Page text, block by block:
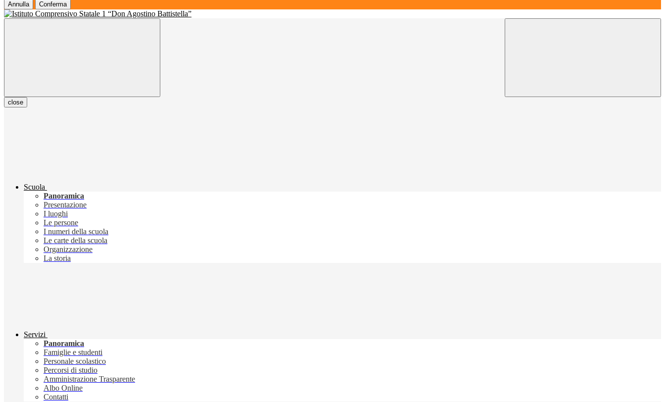
Annulla Conferma
close
Scuola
Panoramica
Presentazione
I luoghi
Le persone
I numeri della scuola
Le carte della scuola
Organizzazione
La storia
Servizi
Panoramica
Famiglie e studenti
Personale scolastico
Percorsi di studio
Amministrazione Trasparente
Albo Online
Contatti